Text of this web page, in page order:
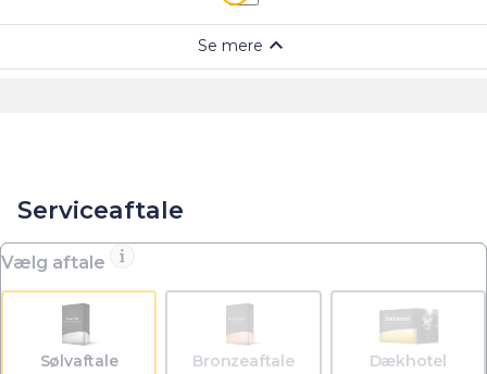
Serviceaftale
Vælg aftale
Sølvaftale Bronzeaftale Dækhotel